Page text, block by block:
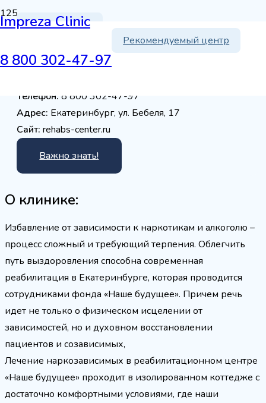
Impreza Clinic
8 800 302-47-97
Рекомендуемый центр
Екатеринбург
Реабилитационный центр фонда
«Наше будущее» Екатеринбург
Телефон: 8 800 302-47-97
Адрес: Екатеринбург, ул. Бебеля, 17
Сайт: rehabs-center.ru
Важно знать!
О клинике:
Избавление от зависимости к наркотикам и алкоголю –
процесс сложный и требующий терпения. Облегчить
путь выздоровления способна современная
реабилитация в Екатеринбурге, которая проводится
сотрудниками фонда «Наше будущее». Причем речь
идет не только о физическом исцелении от
зависимостей, но и духовном восстановлении
пациентов и созависимых,
Лечение наркозависимых в реабилитационном центре
«Наше будущее» проходит в изолированном коттедже с
достаточно комфортными условиями, где наши